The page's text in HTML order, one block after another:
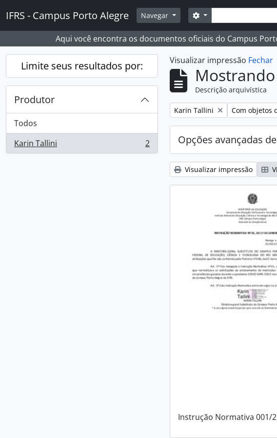
IFRS - Campus Porto Alegre Navegar Buscar
Opções de busca
Aqui você encontra os documentos oficiais do Campus
Limite seus resultados por:
Produtor
Todos
Karin Tallini
, 2 resultados 2
Visualizar impressão Fechar
Descrição arquivística
Remover filtro:
Karin Tallini Remover
Com objetos
Opções avançadas
Visualizar impressão
Instrução Normativa 001/